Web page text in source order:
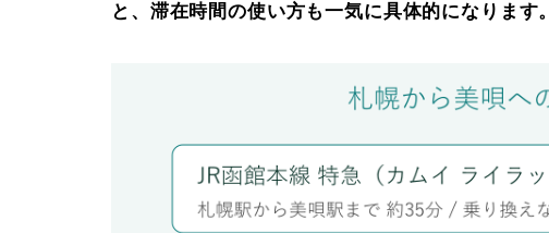
と、滞在時間の使い方も一気に具体的になります。